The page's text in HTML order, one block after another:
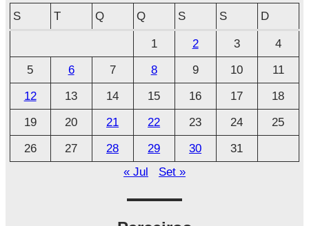
o
S
T Q Q S S D
1 2 3
4
5
6 7 8 9 10
11
12
13 14 15 16 17
18
19
20 21 22 23 24
25
26
27 28 29 30
31
« Jul
Set »